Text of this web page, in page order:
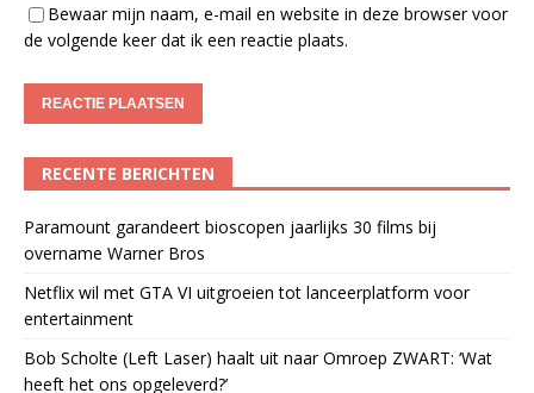
Bewaar mijn naam, e-mail en website in deze browser voor
de volgende keer dat ik een reactie plaats.
RECENTE BERICHTEN
Paramount garandeert bioscopen jaarlijks 30 films bij
overname Warner Bros
Netflix wil met GTA VI uitgroeien tot lanceerplatform voor
entertainment
Bob Scholte (Left Laser) haalt uit naar Omroep ZWART: ‘Wat
heeft het ons opgeleverd?’